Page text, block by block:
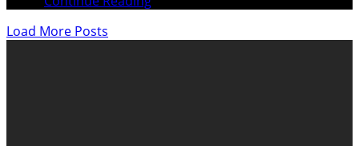
Load More Posts